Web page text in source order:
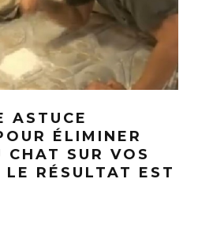
ASTUCE
ÉLIMINER
CHAT SUR VOS
RÉSULTAT EST